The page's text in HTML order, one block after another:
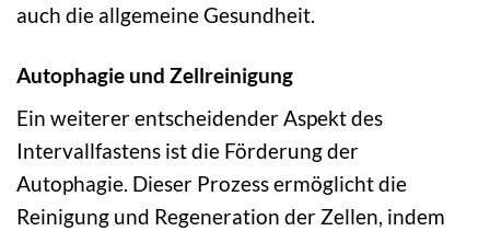
auch die allgemeine Gesundheit.
Autophagie und Zellreinigung
Ein weiterer entscheidender Aspekt des
Intervallfastens ist die Förderung der
Autophagie. Dieser Prozess ermöglicht die
Reinigung und Regeneration der Zellen, indem